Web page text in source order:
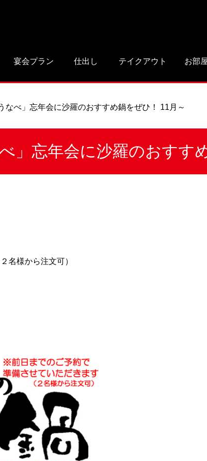
宴会プラン 仕出し テイクアウト お部
なべ」忘年会に沙羅のおすすめ鍋をぜひ！ 11月～
」忘年会に沙羅のおすす
名様から注文可）